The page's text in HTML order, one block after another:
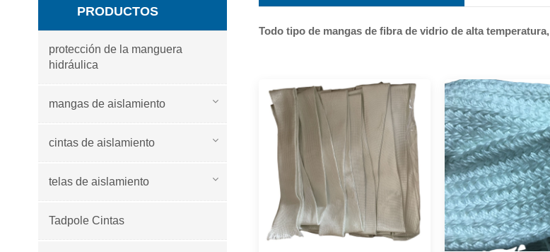
Todo tipo de mangas de fibra de vidrio de alta temperatura,
PRODUCTOS
protección de la manguera
hidráulica
mangas de aislamiento
cintas de aislamiento
telas de aislamiento
Tadpole Cintas